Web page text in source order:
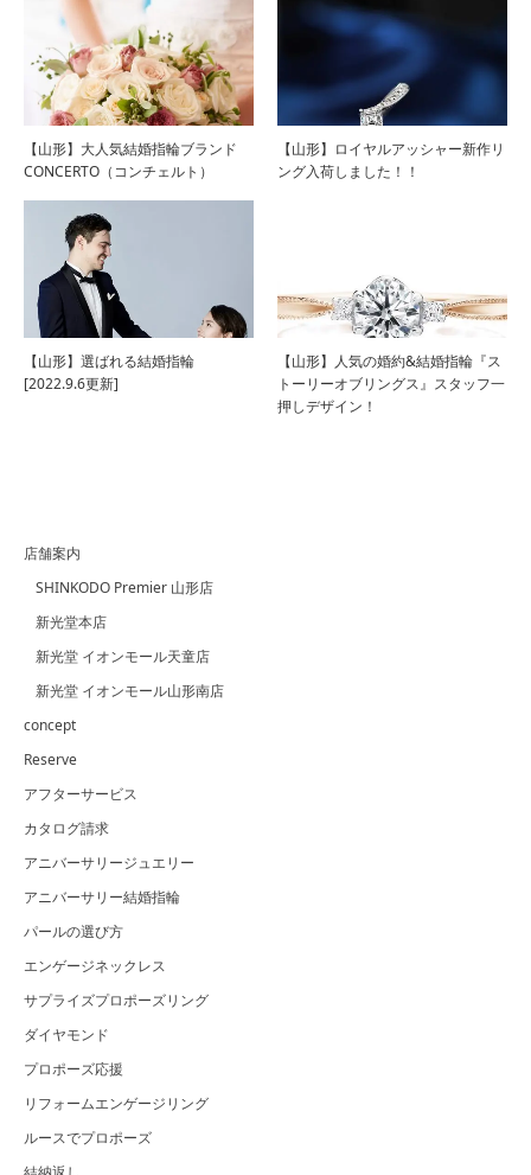
【山形】大人気結婚指輪ブランド
CONCERTO（コンチェルト）
【山形】ロイヤルアッシャー新作リ
ング入荷しました！！
【山形】選ばれる結婚指輪
[2022.9.6更新]
【山形】人気の婚約&結婚指輪『ス
トーリーオブリングス』スタッフ一
押しデザイン！
店舗案内
SHINKODO Premier 山形店
新光堂本店
新光堂 イオンモール天童店
新光堂 イオンモール山形南店
concept
Reserve
アフターサービス
カタログ請求
アニバーサリージュエリー
アニバーサリー結婚指輪
パールの選び方
エンゲージネックレス
サプライズプロポーズリング
ダイヤモンド
プロポーズ応援
リフォームエンゲージリング
ルースでプロポーズ